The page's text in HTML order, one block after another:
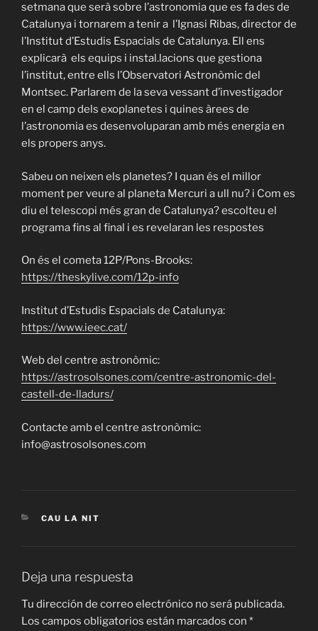
setmana que serà sobre l’astronomia que es fa des de
Catalunya i tornarem a tenir a l’Ignasi Ribas, director de
l’Institut d’Estudis Espacials de Catalunya. Ell ens
explicarà els equips i instal.lacions que gestiona
l’institut, entre ells l’Observatori Astronòmic del
Montsec. Parlarem de la seva vessant d’investigador
en el camp dels exoplanetes i quines àrees de
l’astronomia es desenvoluparan amb més energia en
els propers anys.
Sabeu on neixen els planetes? I quan és el millor
moment per veure al planeta Mercuri a ull nu? i Com es
diu el telescopi més gran de Catalunya? escolteu el
programa fins al final i es revelaran les respostes
On és el cometa 12P/Pons-Brooks:
https://theskylive.com/12p-info
Institut d’Estudis Espacials de Catalunya:
https://www.ieec.cat/
Web del centre astronòmic:
https://astrosolsones.com/centre-astronomic-del-
castell-de-lladurs/
Contacte amb el centre astronòmic:
info@astrosolsones.com
CATEGORÍAS
CAU LA NIT
Deja una respuesta
Tu dirección de correo electrónico no será publicada.
Los campos obligatorios están marcados con *